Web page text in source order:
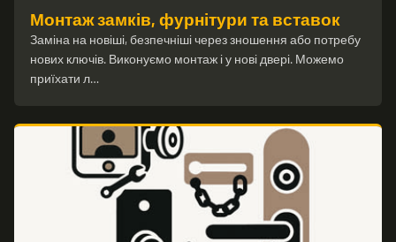
Монтаж замків, фурнітури та вставок
Заміна на новіші, безпечніші через зношення або потребу
нових ключів. Виконуємо монтаж і у нові двері. Можемо
приїхати л…